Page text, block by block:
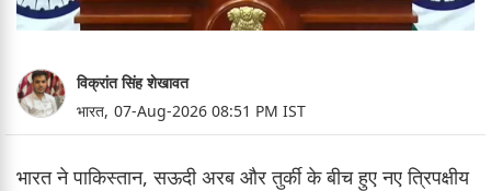
विक्रांत सिंह शेखावत
भारत, 07-Aug-2026 08:51 PM IST
भारत ने पाकिस्तान, सऊदी अरब और तुर्की के बीच हुए नए त्रिपक्षीय